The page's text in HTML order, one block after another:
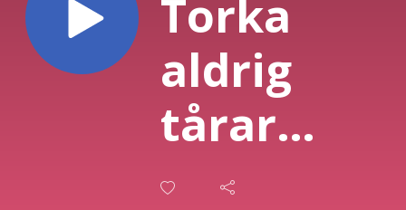
Torka
aldrig
tårar
utan